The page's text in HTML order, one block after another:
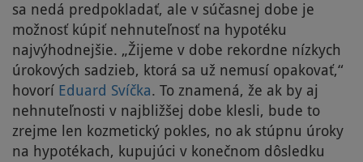
sa nedá predpokladať, ale v súčasnej dobe je
možnosť kúpiť nehnuteľnosť na hypotéku
najvýhodnejšie. „Žijeme v dobe rekordne nízkych
úrokových sadzieb, ktorá sa už nemusí opakovať,“
hovorí Eduard Svíčka. To znamená, že ak by aj
nehnuteľnosti v najbližšej dobe klesli, bude to
zrejme len kozmetický pokles, no ak stúpnu úroky
na hypotékach, kupujúci v konečnom dôsledku